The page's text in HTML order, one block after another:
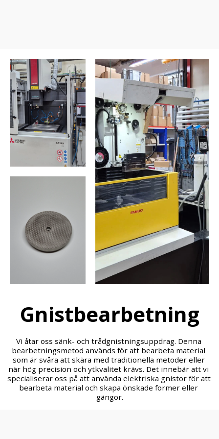
Gnistbearbetning
Vi åtar oss sänk- och trådgnistningsuppdrag. Denna
bearbetningsmetod används för att bearbeta material
som är svåra att skära med traditionella metoder eller
när hög precision och ytkvalitet krävs. Det innebär att vi
specialiserar oss på att använda elektriska gnistor för att
bearbeta material och skapa önskade former eller
gängor.